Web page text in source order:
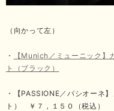
（向かって左）
・
【Munich／ミューニック】
ト（ブラック）
・【PASSIONE／パシオーネ
ト） ￥７，１５０（税込）